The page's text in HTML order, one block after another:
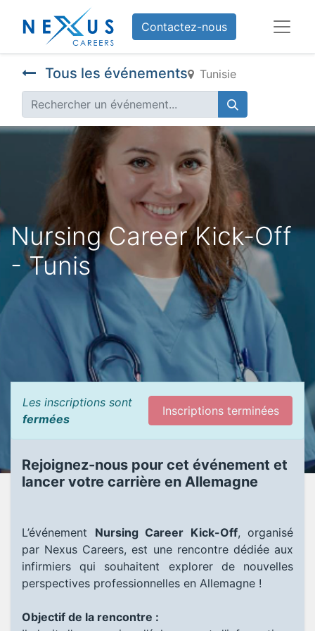
Contactez-nous
Tous les événements Tunisie
Nursing Career Kick-Off
- Tunis
Les inscriptions sont
fermées
Inscriptions terminées
Rejoignez-nous pour cet événement et
lancer votre carrière en Allemagne
L’événement Nursing Career Kick-Off, organisé
par Nexus Careers, est une rencontre dédiée aux
infirmiers qui souhaitent explorer de nouvelles
perspectives professionnelles en Allemagne !
Objectif de la rencontre :